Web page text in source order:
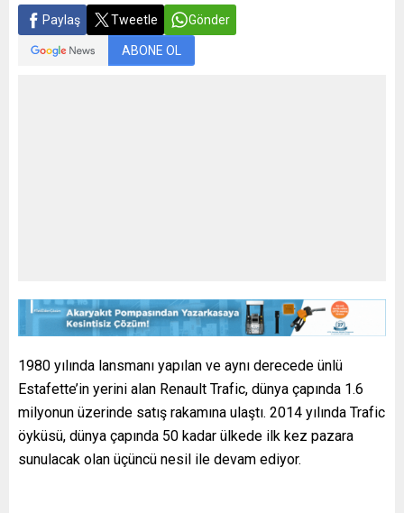
Paylaş Tweetle Gönder
ABONE OL
1980 yılında lansmanı yapılan ve aynı derecede ünlü
Estafette’in yerini alan Renault Trafic, dünya çapında 1.6
milyonun üzerinde satış rakamına ulaştı. 2014 yılında Trafic
öyküsü, dünya çapında 50 kadar ülkede ilk kez pazara
sunulacak olan üçüncü nesil ile devam ediyor.